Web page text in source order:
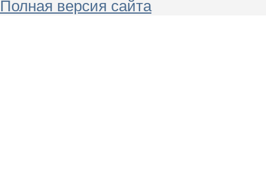
Полная версия сайта